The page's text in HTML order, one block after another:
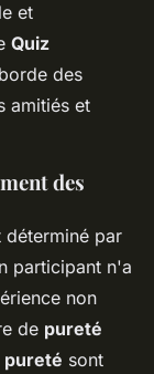
et
Quiz
des
amitiés et
des
déterminé par
participant n'a
non
de pureté
pureté sont